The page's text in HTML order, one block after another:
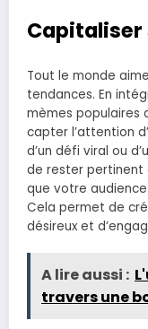
Capitaliser
Tout le monde
tendances. En
mèmes populaires
capter l’attention
d’un défi viral ou
de rester pertinent
que votre
Cela permet de
désireux et
A lire aussi :
travers une